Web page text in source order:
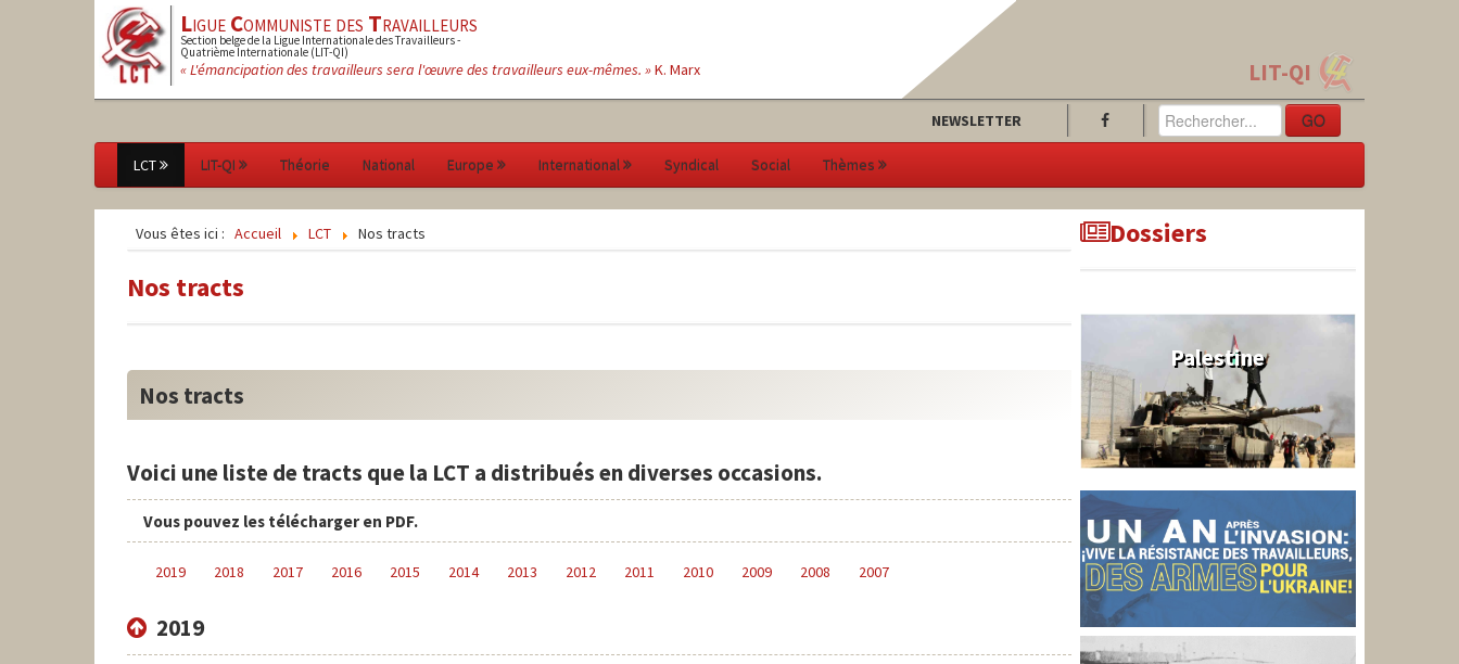
LigueCommuniste des Travailleurs
Section belge de la Ligue Internationale des Travailleurs -
Quatrième Internationale (LIT-QI)
« L'émancipation des travailleurs sera l'œuvre des travailleurs eux-mêmes. »K. Marx LIT-QI
NEWSLETTER GO
LCT LIT-QI Théorie National Europe International Syndical Social Thèmes
Vous êtes ici : Accueil LCT Nos tracts
Nos tracts
Nos tracts
Voici une liste de tracts que la LCT a distribués en diverses occasions.
Vous pouvez les télécharger en PDF.
2019 2018 2017 2016 2015 2014 2013 2012 2011 2010 2009 2008 2007
2019
Dossiers
Palestine